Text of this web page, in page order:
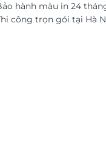
hành màu in 24
công trọn gói tại Hà